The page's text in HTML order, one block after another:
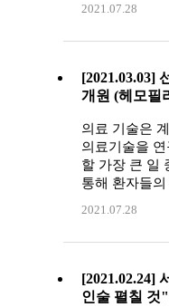
2021.07.28
[2021.03.03]
개원 (헤모필
의료 기술은
의료기술을
할 가장 큰 일
통해 환자들
2021.07.28
[2021.02.24]
인술 펼칠 것